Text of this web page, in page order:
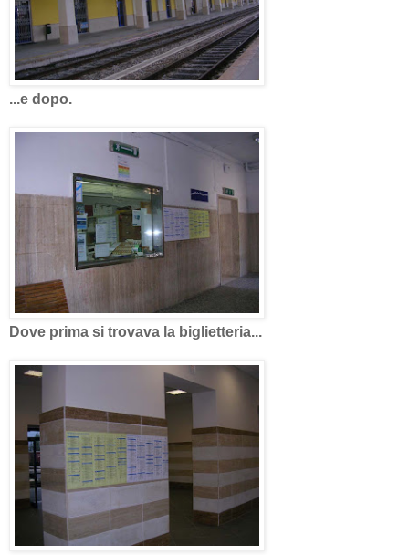
...e dopo.
Dove prima si trovava la biglietteria...